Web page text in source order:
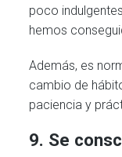
poco
hemos
Además, es
cambio de
paciencia y
9. Se